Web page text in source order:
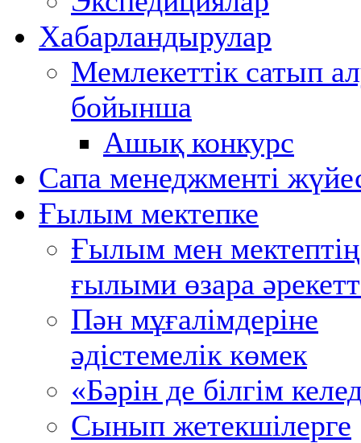
Хабарландырулар
Мемлекеттік сатып
бойынша
Ашық конкурс
Сапа менеджменті
Ғылым мектепке
Ғылым мен мектептің
ғылыми өзара
Пән мұғалімдеріне
әдістемелік көмек
«Бәрін де білгім
Сынып жетекшілерге